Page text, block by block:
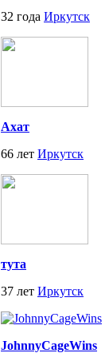
32 года Иркутск
Ахат
66 лет Иркутск
тута
37 лет Иркутск
JohnnyCageWins